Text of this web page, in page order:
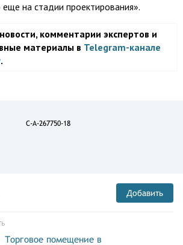
на стадии проектирования».
комментарии экспертов и
материалы в Telegram-канале
.
C-A-267750-18
Добавить
Торговое помещение в